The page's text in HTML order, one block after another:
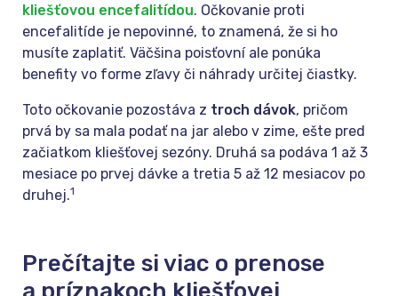
kliešťovou encefalitídou. Očkovanie proti
encefalitíde je nepovinné, to znamená, že si ho
musíte zaplatiť. Väčšina poisťovní ale ponúka
benefity vo forme zľavy či náhrady určitej čiastky.
Toto očkovanie pozostáva z troch dávok, pričom
prvá by sa mala podať na jar alebo v zime, ešte pred
začiatkom kliešťovej sezóny. Druhá sa podáva 1 až 3
mesiace po prvej dávke a tretia 5 až 12 mesiacov po
druhej.1
Prečítajte si viac o prenose